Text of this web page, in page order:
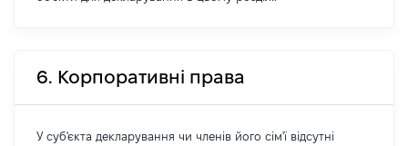
6. Корпоративні права
У суб'єкта декларування чи членів його сім'ї відсутні